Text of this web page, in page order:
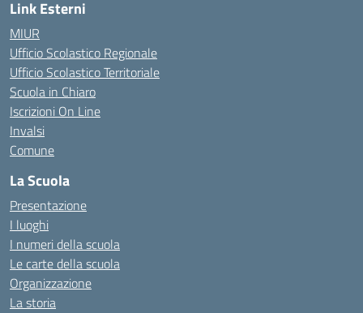
Link Esterni
MIUR
Ufficio Scolastico Regionale
Ufficio Scolastico Territoriale
Scuola in Chiaro
Iscrizioni On Line
Invalsi
Comune
La Scuola
Presentazione
I luoghi
I numeri della scuola
Le carte della scuola
Organizzazione
La storia